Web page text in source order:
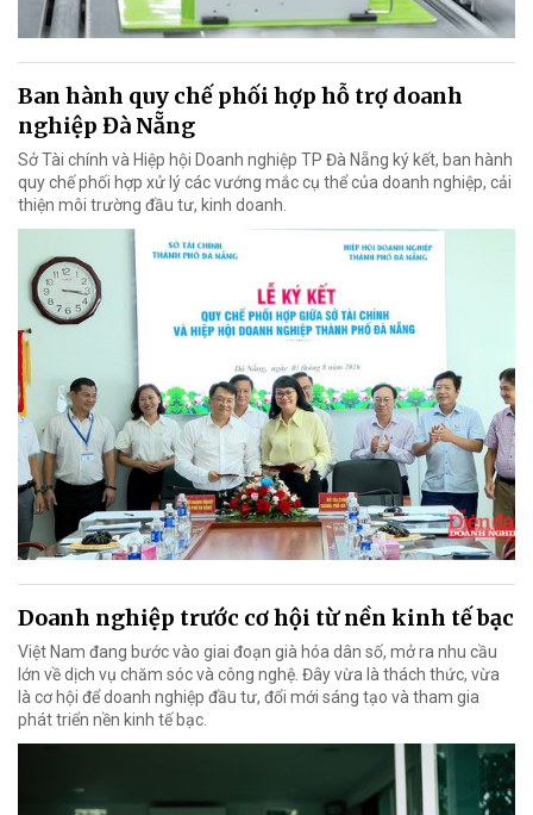
Ban hành quy chế phối hợp hỗ trợ doanh
nghiệp Đà Nẵng
Sở Tài chính và Hiệp hội Doanh nghiệp TP Đà Nẵng ký kết, ban hành
quy chế phối hợp xử lý các vướng mắc cụ thể của doanh nghiệp, cải
thiện môi trường đầu tư, kinh doanh.
Doanh nghiệp trước cơ hội từ nền kinh tế bạc
Việt Nam đang bước vào giai đoạn già hóa dân số, mở ra nhu cầu
lớn về dịch vụ chăm sóc và công nghệ. Đây vừa là thách thức, vừa
là cơ hội để doanh nghiệp đầu tư, đổi mới sáng tạo và tham gia
phát triển nền kinh tế bạc.